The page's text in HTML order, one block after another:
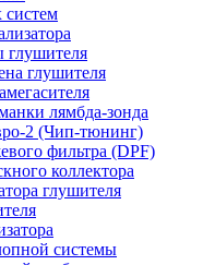
глушителя
глушителя
лямбда-зонда
2 (Чип-тюнинг)
фильтра (DPF)
коллектора
глушителя
системы